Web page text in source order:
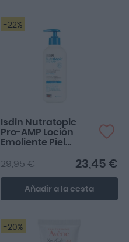
-22%
Isdin Nutratopic
Pro-AMP Loción
Emoliente Piel
23,45 €
29,95 €
Añadir a la cesta
-20%